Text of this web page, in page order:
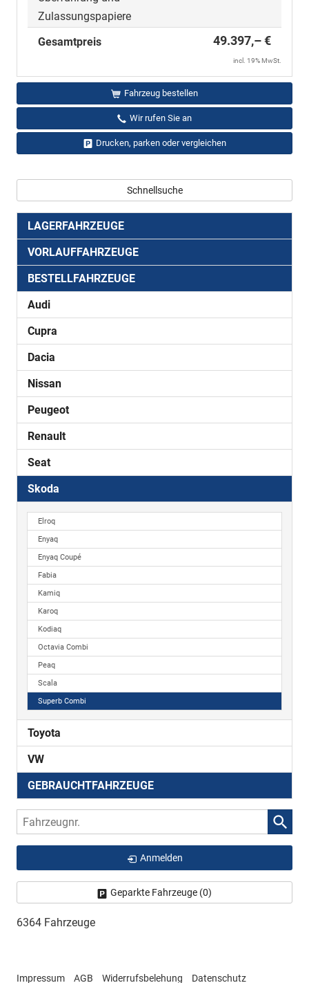
Zulassungspapiere
Gesamtpreis 49.397,– €
incl. 19% MwSt.
Fahrzeug bestellen
Wir rufen Sie an
Drucken, parken oder vergleichen
Schnellsuche
LAGERFAHRZEUGE
VORLAUFFAHRZEUGE
BESTELLFAHRZEUGE
Audi
Cupra
Dacia
Nissan
Peugeot
Renault
Seat
Skoda
Elroq
Enyaq
Enyaq Coupé
Fabia
Kamiq
Karoq
Kodiaq
Octavia Combi
Peaq
Scala
Superb Combi
Toyota
VW
GEBRAUCHTFAHRZEUGE
Fahrzeugnr.
Anmelden
Geparkte Fahrzeuge (0)
6364 Fahrzeuge
Impressum AGB Widerrufsbelehung Datenschutz